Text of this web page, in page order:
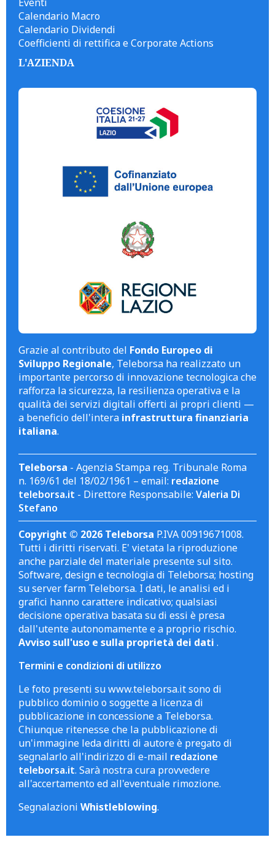
Calendario Macro
Calendario Dividendi
Coefficienti di rettifica e Corporate Actions
L'AZIENDA
Grazie al contributo del Fondo Europeo di
Sviluppo Regionale, Teleborsa ha realizzato un
importante percorso di innovazione tecnologica che
rafforza la sicurezza, la resilienza operativa e la
qualità dei servizi digitali offerti ai propri clienti —
a beneficio dell'intera infrastruttura finanziaria
italiana.
Teleborsa - Agenzia Stampa reg. Tribunale Roma
n. 169/61 del 18/02/1961 – email: redazione
teleborsa.it - Direttore Responsabile: Valeria Di
Stefano
Copyright © 2026 Teleborsa P.IVA 00919671008.
Tutti i diritti riservati. E' vietata la riproduzione
anche parziale del materiale presente sul sito.
Software, design e tecnologia di Teleborsa; hosting
su server farm Teleborsa. I dati, le analisi ed i
grafici hanno carattere indicativo; qualsiasi
decisione operativa basata su di essi è presa
dall'utente autonomamente e a proprio rischio.
Avviso sull'uso e sulla proprietà dei dati .
Termini e condizioni di utilizzo
Le foto presenti su www.teleborsa.it sono di
pubblico dominio o soggette a licenza di
pubblicazione in concessione a Teleborsa.
Chiunque ritenesse che la pubblicazione di
un'immagine leda diritti di autore è pregato di
segnalarlo all'indirizzo di e-mail redazione
teleborsa.it. Sarà nostra cura provvedere
all'accertamento ed all'eventuale rimozione.
Segnalazioni Whistleblowing.